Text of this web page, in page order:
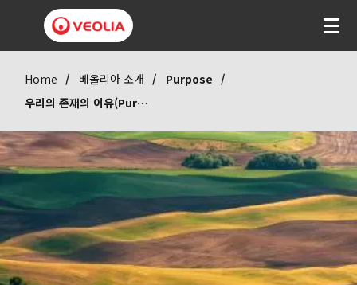
Home 베올리아 소개
Purpose
우리의 존재의 이유(Purpose)